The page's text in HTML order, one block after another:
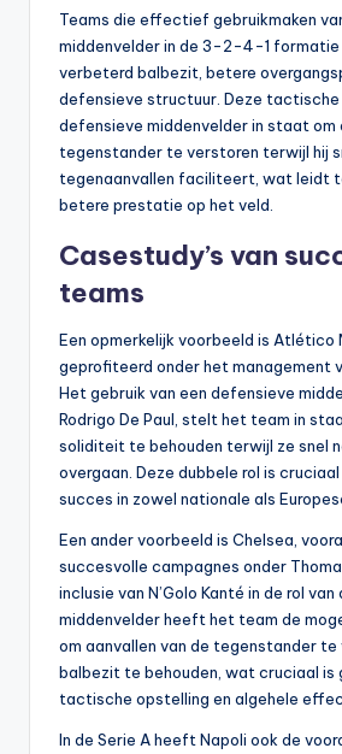
Teams die effectief gebruikmaken
middenvelder in de 3-2-4-1 formatie
verbeterd balbezit, betere
defensieve structuur. Deze
defensieve middenvelder in staat om
tegenstander te verstoren terwijl hij
tegenaanvallen faciliteert, wat leidt
betere prestatie op het veld.
Casestudy’s van
teams
Een opmerkelijk voorbeeld is
geprofiteerd onder het management
Het gebruik van een defensieve
Rodrigo De Paul, stelt het team in
soliditeit te behouden terwijl ze snel
overgaan. Deze dubbele rol is
succes in zowel nationale als
Een ander voorbeeld is Chelsea,
succesvolle campagnes onder
inclusie van N’Golo Kanté in de rol
middenvelder heeft het team de
om aanvallen van de tegenstander te
balbezit te behouden, wat cruciaal is
tactische opstelling en algehele
In de Serie A heeft Napoli ook de